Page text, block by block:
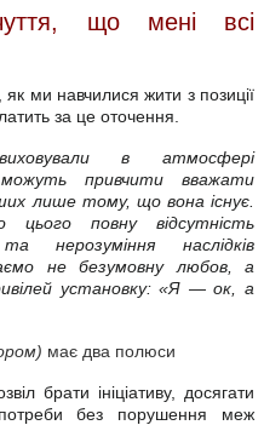
що мені всі
ми навчилися жити з позиції
за це оточення.
в атмосфері
можуть привчити вважати
лише тому, що вона існує.
повну відсутність
та нерозуміння наслідків
не безумовну любов, а
установку: «Я — ок, а
має два полюси
брати ініціативу, досягати
потреби без порушення меж